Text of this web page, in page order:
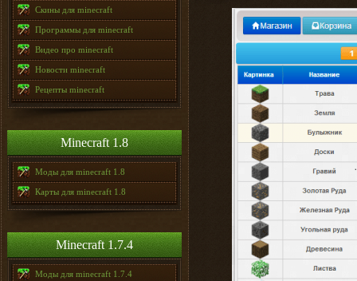
Скины для minecraft
Программы для minecraft
Видео про minecraft
Новости minecraft
Рецепты minecraft
Minecraft 1.8
Моды для minecraft 1.8
Карты для minecraft 1.8
Minecraft 1.7.4
Моды для minecraft 1.7.4